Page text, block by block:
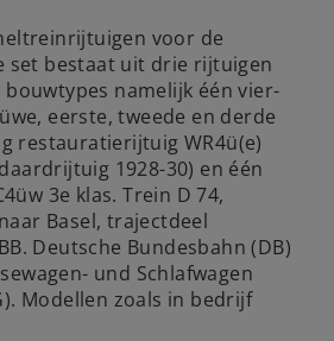
voor de
set bestaat uit drie rijtuigen
namelijk één vier-
eerste, tweede en derde
restauratierijtuig WR4ü(e)
1928-30) en één
3e klas. Trein D 74,
Basel, trajectdeel
Deutsche Bundesbahn (DB)
und Schlafwagen
Modellen zoals in bedrijf